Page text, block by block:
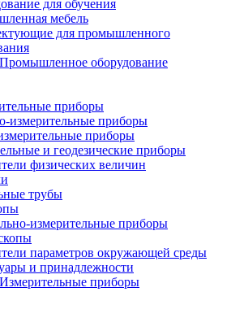
для обучения
мебель
для промышленного
оборудование
приборы
измерительные приборы
приборы
и геодезические приборы
физических величин
трубы
измерительные приборы
параметров окружающей среды
и принадлежности
приборы